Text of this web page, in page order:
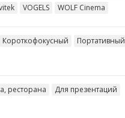
VOGELS
WOLF Cinema
Короткофокусный
Портативный
ресторана
Для презентаций